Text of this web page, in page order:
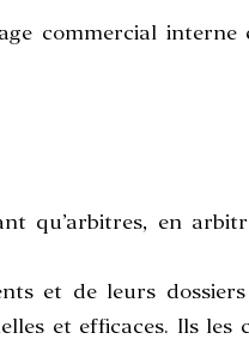
commercial interne
qu’arbitres, en
et de leurs
et efficaces. Ils les